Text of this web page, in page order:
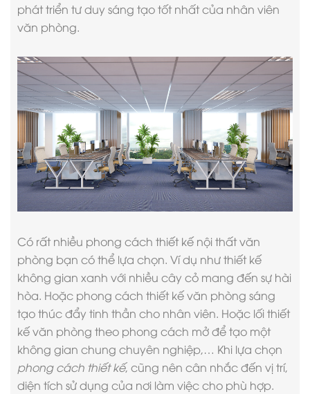
phát triển tư duy sáng tạo tốt nhất của nhân viên
văn phòng.
Có rất nhiều phong cách thiết kế nội thất văn
phòng bạn có thể lựa chọn. Ví dụ như thiết kế
không gian xanh với nhiều cây cỏ mang đến sự hài
hòa. Hoặc phong cách thiết kế văn phòng sáng
tạo thúc đẩy tinh thần cho nhân viên. Hoặc lối thiết
kế văn phòng theo phong cách mở để tạo một
không gian chung chuyên nghiệp,… Khi lựa chọn
phong cách thiết kế, cũng nên cân nhắc đến vị trí,
diện tích sử dụng của nơi làm việc cho phù hợp.